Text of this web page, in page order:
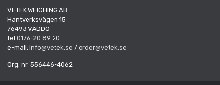
VETEK WEIGHING AB
Hantverksvägen 15
76493 VÄDDÖ
tel 0176-20 89 20
e-mail: info@vetek.se / order@vetek.se
Org. nr: 556446-4062